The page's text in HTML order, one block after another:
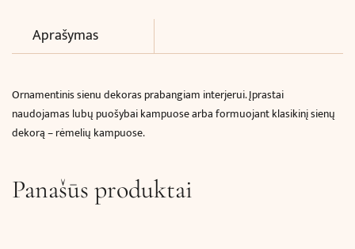
Aprašymas
Ornamentinis sienu dekoras prabangiam interjerui. Įprastai
naudojamas lubų puošybai kampuose arba formuojant klasikinį sienų
dekorą – rėmelių kampuose.
Panašūs produktai